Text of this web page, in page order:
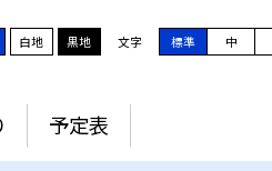
白地 黒地 文字 標準 中
予定表